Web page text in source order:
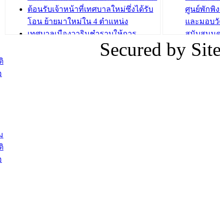
ต้อนรับเจ้าหน้าที่เทศบาลใหม่ซึ่งได้รับ
โอน ย้ายมาใหม่ใน 4 ตำแหน่ง
เทศบาลเมืองวารินชำราบให้การ
ต้อนรับพนักงานเทศบาลผู้ผ่านการ
สรรหาให้ดำรงตำแหน่งสายงานผู้
ศูนย์พักพิ
และมอบ
สนับสนุน
ภัยน้ำท่วม
ภาพบรร
Secured by